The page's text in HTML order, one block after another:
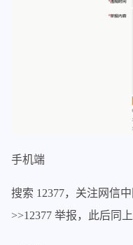
手机端
搜索 12377，关注网信
>>12377 举报，此后同上